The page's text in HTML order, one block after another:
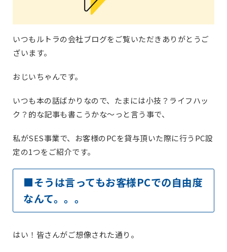
いつもルトラの会社ブログをご覧いただきありがとうご
ざいます。
おじいちゃんです。
いつも本の話ばかりなので、たまには小技？ライフハッ
ク？的な記事も書こうかな～っと言う事で、
私がSES事業で、お客様のPCを貸与頂いた際に行うPC設
定の1つをご紹介です。
■そうは言ってもお客様PCでの自由度
なんて。。。
はい！皆さんがご想像された通り。